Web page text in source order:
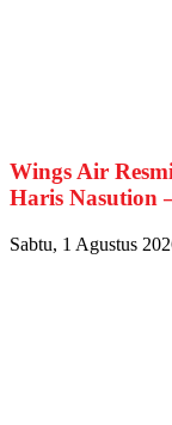
Wings Air
Haris Nasution
Sabtu, 1 Agustus